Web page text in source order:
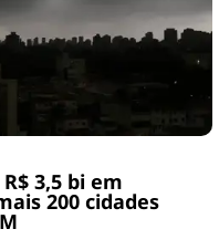
3,5 bi em
200 cidades